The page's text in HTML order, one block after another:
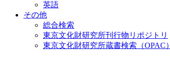
英語
その他
総合検索
東京文化財研究所刊行物リポジトリ
東京文化財研究所蔵書検索（OPAC）